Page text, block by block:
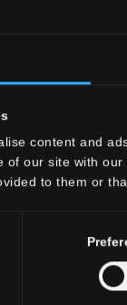
content and
of our site with
to them or